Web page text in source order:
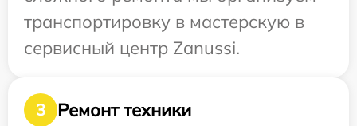
транспортировку в мастерскую в
сервисный центр Zanussi.
3 Ремонт техники